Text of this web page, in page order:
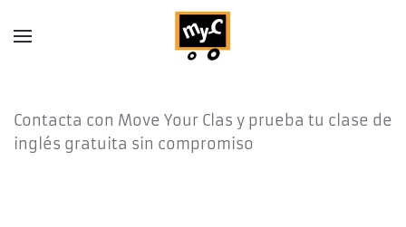
Skip to main content
Contacta con Move Your Clas y prueba tu clase de
inglés gratuita sin compromiso